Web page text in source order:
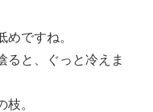
ですね。
ると、ぐっと冷えま
。